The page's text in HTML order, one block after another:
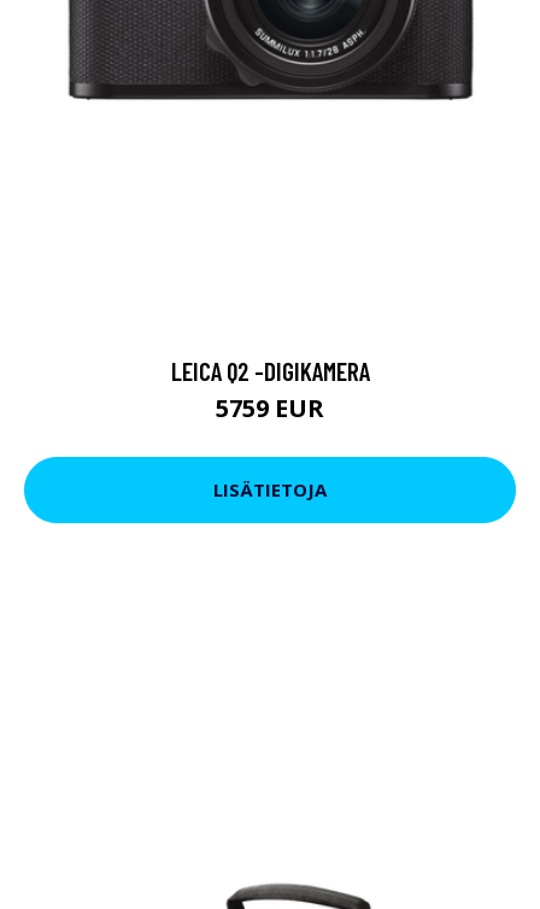
LEICA Q2 -DIGIKAMERA
5759 EUR
LISÄTIETOJA